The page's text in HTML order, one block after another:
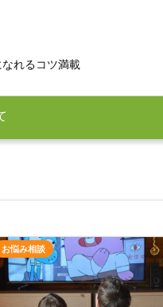
れるコツ満載
お悩み相談